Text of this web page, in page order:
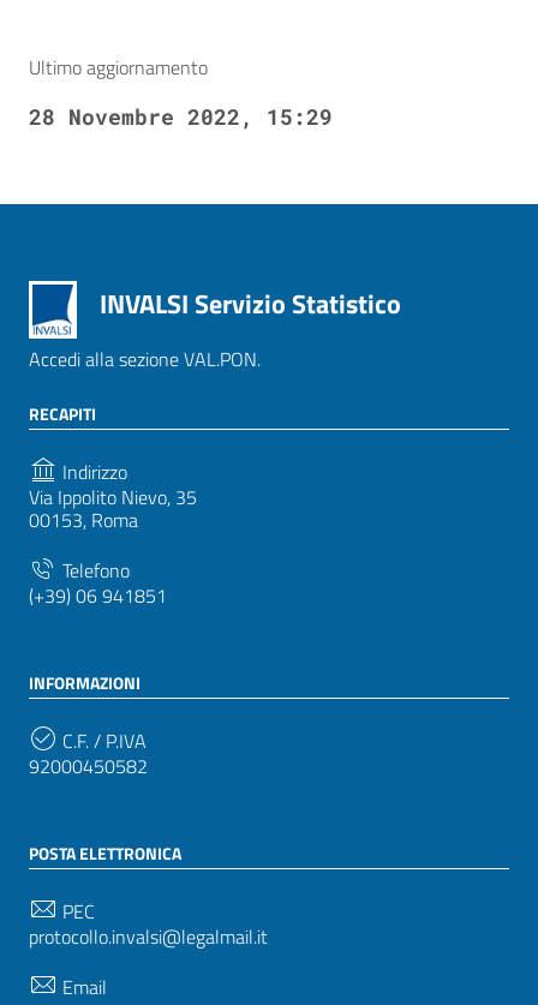
Ultimo aggiornamento
28 Novembre 2022, 15:29
INVALSI Servizio Statistico
Accedi alla sezione VAL.PON.
RECAPITI
Indirizzo
Via Ippolito Nievo, 35
00153, Roma
Telefono
(+39) 06 941851
INFORMAZIONI
C.F. / P.IVA
92000450582
POSTA ELETTRONICA
PEC
protocollo.invalsi@legalmail.it
Email